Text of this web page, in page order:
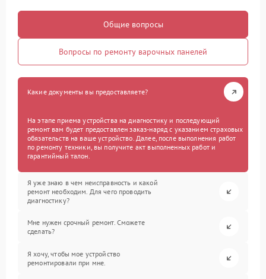
Общие вопросы
Вопросы по ремонту варочных панелей
Какие документы вы предоставляете?
На этапе приема устройства на диагностику и последующий
ремонт вам будет предоставлен заказ-наряд с указанием страховых
обязательств на ваше устройство. Далее, после выполнения работ
по ремонту техники, вы получите акт выполненных работ и
гарантийный талон.
Я уже знаю в чем неисправность и какой
ремонт необходим. Для чего проводить
диагностику?
Мне нужен срочный ремонт. Сможете
сделать?
Я хочу, чтобы мое устройство
ремонтировали при мне.